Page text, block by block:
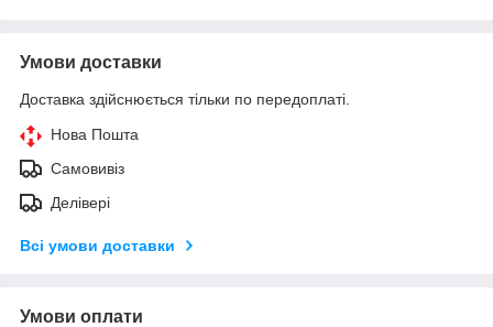
Умови доставки
Доставка здійснюється тільки по передоплаті.
Нова Пошта
Самовивіз
Делівері
Всі умови доставки
Умови оплати